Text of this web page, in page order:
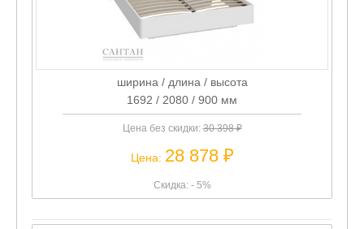
ширина / длина / высота
1692 / 2080 / 900 мм
Цена без скидки:30 398 ₽
Цена: 28 878 ₽
Скидка: - 5%